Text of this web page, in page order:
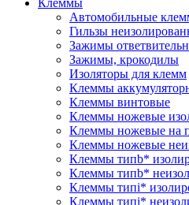
Клеммы
Автомобильные
Гильзы
Зажимы
Зажимы, крокодилы
Изоляторы для клемм
Клеммы
Клеммы винтовые
Клеммы ножевые
Клеммы ножевые на
Клеммы ножевые
Клеммы типb*
Клеммы типb*
Клеммы типi*
Клеммы типi*